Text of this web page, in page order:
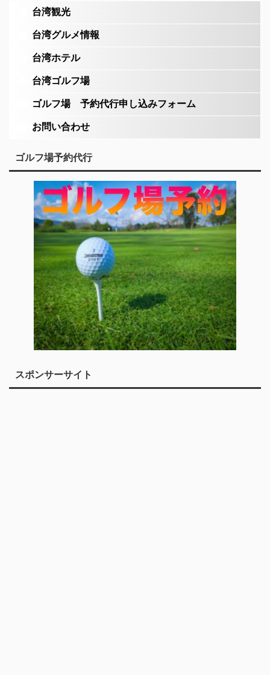
台湾観光
台湾グルメ情報
台湾ホテル
台湾ゴルフ場
ゴルフ場 予約代行申し込みフォーム
お問い合わせ
ゴルフ場予約代行
スポンサーサイト